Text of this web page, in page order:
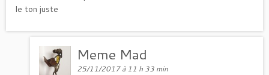
le ton juste
Meme Mad
25/11/2017 à 11 h 33 min